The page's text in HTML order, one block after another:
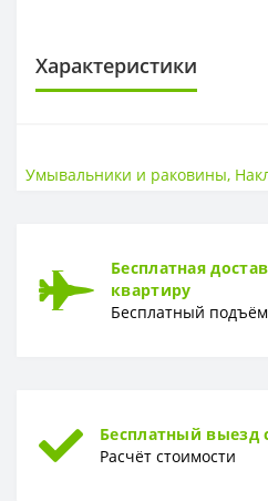
Характеристики
Высота
Глубина
Умывальники и раковины,
Бесплатная
квартиру
Бесплатный подъём
Бесплатный выезд
Расчёт стоимости